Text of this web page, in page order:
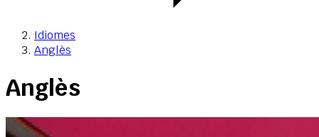
Idiomes
Anglès
Anglès